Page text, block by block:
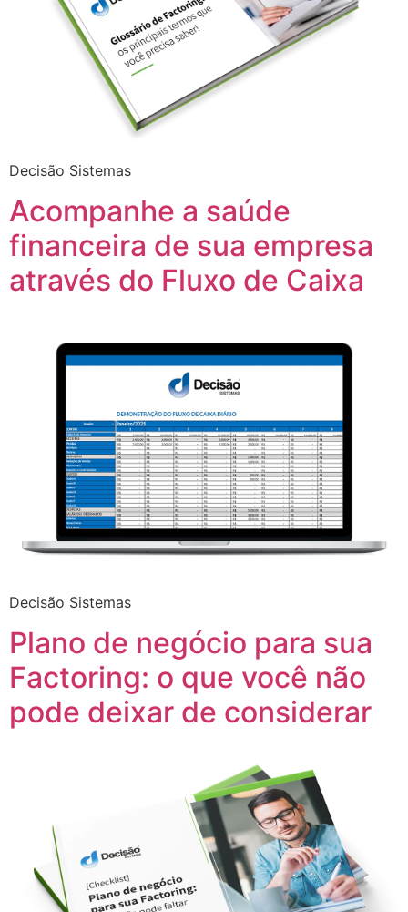
Decisão Sistemas
Acompanhe a saúde
financeira de sua empresa
através do Fluxo de Caixa
Decisão Sistemas
Plano de negócio para sua
Factoring: o que você não
pode deixar de considerar